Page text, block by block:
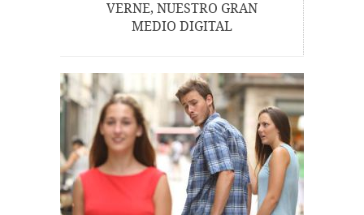
VERNE, NUESTRO GRAN
MEDIO DIGITAL